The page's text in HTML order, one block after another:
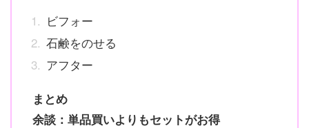
ビフォー
石鹸をのせる
アフター
まとめ
余談：単品買いよりもセットがお得